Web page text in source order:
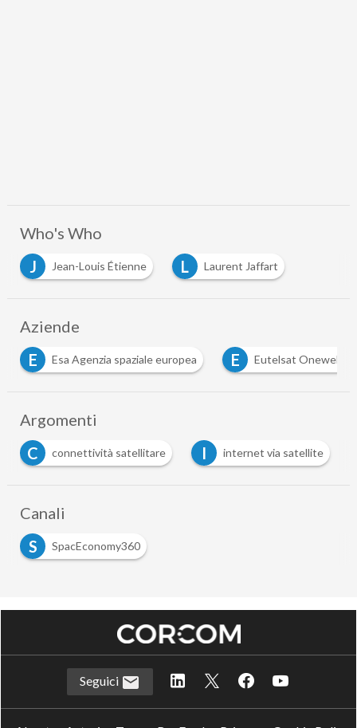
Who's Who
J
Jean-Louis Étienne L Laurent Jaffart
Aziende
E
Esa Agenzia spaziale europea E Eutelsat Oneweb
Argomenti
C
connettività satellitare I internet via satellite
Canali
S
SpacEconomy360
Seguici